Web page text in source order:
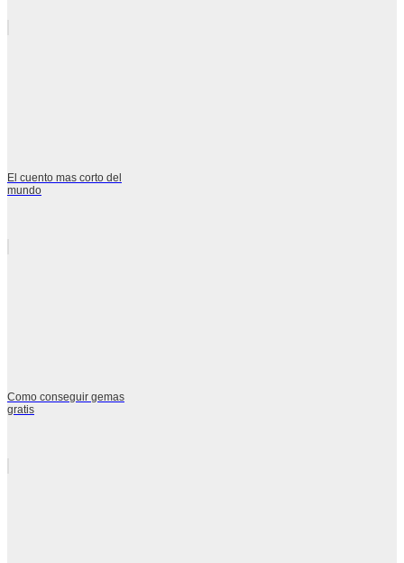
El cuento mas corto del
mundo
Como conseguir gemas
gratis